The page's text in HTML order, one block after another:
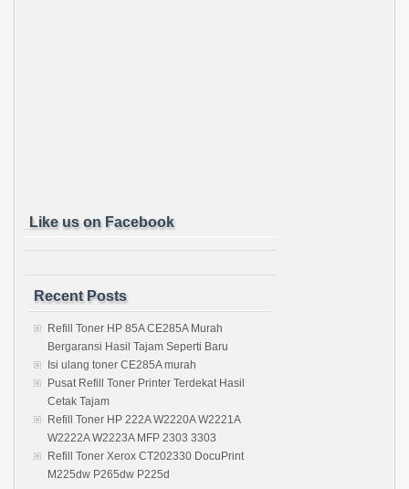
Like us on Facebook
Recent Posts
Refill Toner HP 85A CE285A Murah
Bergaransi Hasil Tajam Seperti Baru
Isi ulang toner CE285A murah
Pusat Refill Toner Printer Terdekat Hasil
Cetak Tajam
Refill Toner HP 222A W2220A W2221A
W2222A W2223A MFP 2303 3303
Refill Toner Xerox CT202330 DocuPrint
M225dw P265dw P225d